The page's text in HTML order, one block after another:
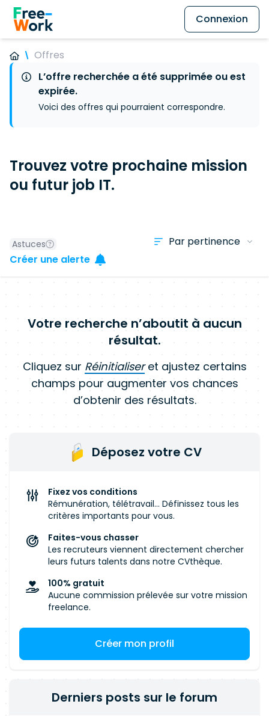
Connexion
Offres
L’offre recherchée a été supprimée ou est
expirée.
Voici des offres qui pourraient correspondre.
Trouvez votre prochaine mission
ou futur job IT.
Astuces
Créer une alerte
Votre recherche n’aboutit à aucun
résultat.
Cliquez sur Réinitialiseret ajustez certains
champs pour augmenter vos chances
d’obtenir des résultats.
Déposez votre CV
Fixez vos conditions
Rémunération, télétravail... Définissez tous les
critères importants pour vous.
Faites-vous chasser
Les recruteurs viennent directement chercher
leurs futurs talents dans notre CVthèque.
100% gratuit
Aucune commission prélevée sur votre mission
freelance.
Créer mon profil
Derniers posts sur le forum